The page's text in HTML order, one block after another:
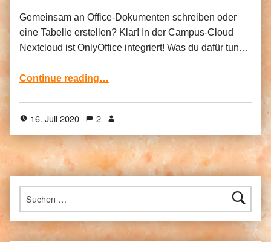
Gemeinsam an Office-Dokumenten schreiben oder
eine Tabelle erstellen? Klar! In der Campus-Cloud
Nextcloud ist OnlyOffice integriert! Was du dafür tun…
Continue reading…
16. Juli 2020 2
Suchen nach: